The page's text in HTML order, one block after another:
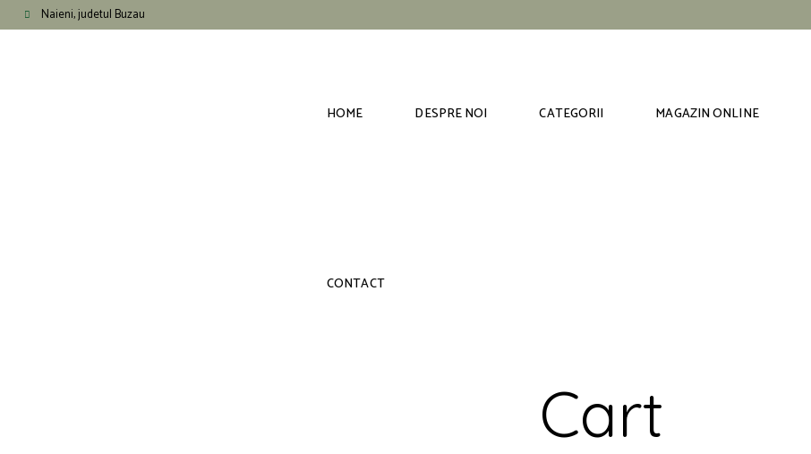
Naieni, judetul Buzau
HOME DESPRE NOI CATEGORII MAGAZIN ONLINE
CONTACT
Cart